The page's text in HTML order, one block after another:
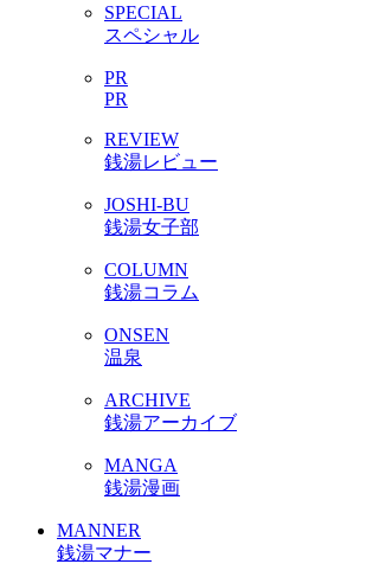
SPECIAL
スペシャル
PR
PR
REVIEW
銭湯レビュー
JOSHI-BU
銭湯女子部
COLUMN
銭湯コラム
ONSEN
温泉
ARCHIVE
銭湯アーカイブ
MANGA
銭湯漫画
MANNER
銭湯マナー